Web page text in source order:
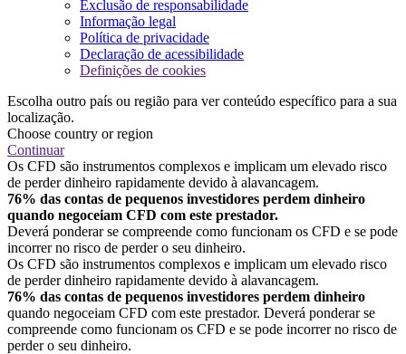
Exclusão de responsabilidade
Informação legal
Política de privacidade
Declaração de acessibilidade
Definições de cookies
Escolha outro país ou região para ver conteúdo específico para a sua
localização.
Choose country or region
Continuar
Os CFD são instrumentos complexos e implicam um elevado risco
de perder dinheiro rapidamente devido à alavancagem.
76% das contas de pequenos investidores perdem dinheiro
quando negoceiam CFD com este prestador.
Deverá ponderar se compreende como funcionam os CFD e se pode
incorrer no risco de perder o seu dinheiro.
Os CFD são instrumentos complexos e implicam um elevado risco
de perder dinheiro rapidamente devido à alavancagem.
76% das contas de pequenos investidores perdem dinheiro
quando negoceiam CFD com este prestador. Deverá ponderar se
compreende como funcionam os CFD e se pode incorrer no risco de
perder o seu dinheiro.